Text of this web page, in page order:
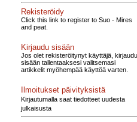
Rekisteröidy
Click this link to register to Suo - Mires
and peat.
Kirjaudu sisään
Jos olet rekisteröitynyt käyttäjä, kirjaudu
sisään tallentaaksesi valitsemasi
artikkelit myöhempää käyttöä varten.
Ilmoitukset päivityksistä
Kirjautumalla saat tiedotteet uudesta
julkaisusta